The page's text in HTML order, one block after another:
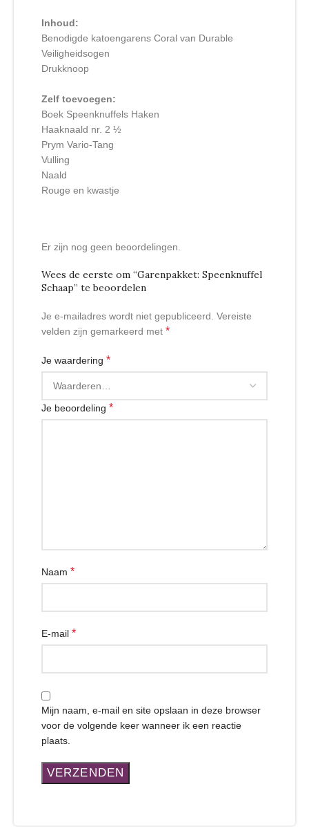
Inhoud:
Benodigde katoengarens Coral van Durable
Veiligheidsogen
Drukknoop
Zelf toevoegen:
Boek Speenknuffels Haken
Haaknaald nr. 2 ½
Prym Vario-Tang
Vulling
Naald
Rouge en kwastje
Er zijn nog geen beoordelingen.
Wees de eerste om “Garenpakket: Speenknuffel
Schaap” te beoordelen
Je e-mailadres wordt niet gepubliceerd. Vereiste
velden zijn gemarkeerd met *
Je waardering *
Je beoordeling *
Naam *
E-mail *
Mijn naam, e-mail en site opslaan in deze browser
voor de volgende keer wanneer ik een reactie
plaats.